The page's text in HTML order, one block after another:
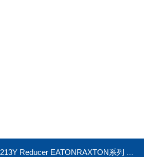
Reducer EATONRAXTON系列 BBE4342Y不锈钢减径接头